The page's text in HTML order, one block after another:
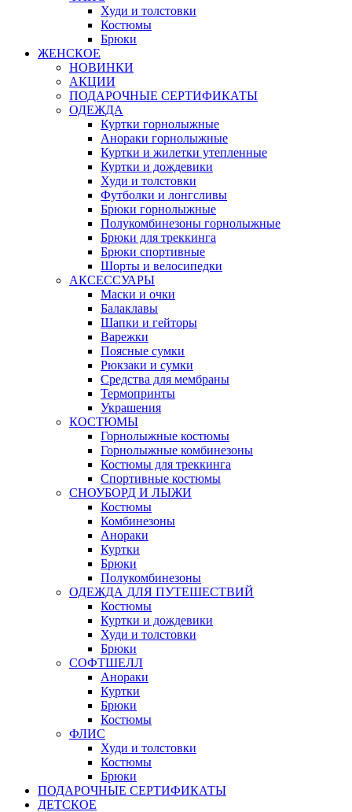
Худи и толстовки
Костюмы
Брюки
ЖЕНСКОЕ
НОВИНКИ
АКЦИИ
ПОДАРОЧНЫЕ СЕРТИФИКАТЫ
ОДЕЖДА
Куртки горнолыжные
Анораки горнолыжные
Куртки и жилетки утепленные
Куртки и дождевики
Худи и толстовки
Футболки и лонгсливы
Брюки горнолыжные
Полукомбинезоны горнолыжные
Брюки для треккинга
Брюки спортивные
Шорты и велосипедки
АКСЕССУАРЫ
Маски и очки
Балаклавы
Шапки и гейторы
Варежки
Поясные сумки
Рюкзаки и сумки
Средства для мембраны
Термопринты
Украшения
КОСТЮМЫ
Горнолыжные костюмы
Горнолыжные комбинезоны
Костюмы для треккинга
Спортивные костюмы
СНОУБОРД И ЛЫЖИ
Костюмы
Комбинезоны
Анораки
Куртки
Брюки
Полукомбинезоны
ОДЕЖДА ДЛЯ ПУТЕШЕСТВИЙ
Костюмы
Куртки и дождевики
Худи и толстовки
Брюки
СОФТШЕЛЛ
Анораки
Куртки
Брюки
Костюмы
ФЛИС
Худи и толстовки
Костюмы
Брюки
ПОДАРОЧНЫЕ СЕРТИФИКАТЫ
ДЕТСКОЕ